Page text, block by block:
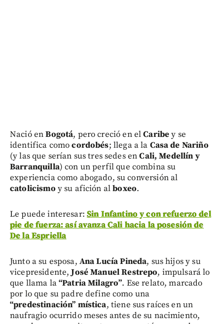
Nació enBogotá, pero creció en elCaribey se
identifica comocordobés; llega a la Casa de Nariño
(y las que serían sus tres sedes enCali, Medellín y
Barranquilla) con un perfil que combina su
experiencia como abogado, su conversión al
catolicismo y su afición alboxeo.
Le puede interesar: Sin Infantino y con refuerzo del
pie de fuerza: así avanza Cali hacia la posesión de
De la Espriella
Junto a su esposa, Ana Lucía Pineda, sus hijos y su
vicepresidente,José Manuel Restrepo, impulsará lo
que llama la“Patria Milagro”. Ese relato, marcado
por lo que su padre define como una
“predestinación” mística, tiene sus raíces en un
naufragio ocurrido meses antes de su nacimiento,